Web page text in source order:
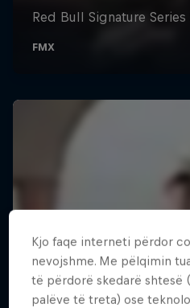
Kjo faqe interneti përdor
nevojshme. Me pëlqimin
të përdorë skedarë shtesë
palëve të treta) ose